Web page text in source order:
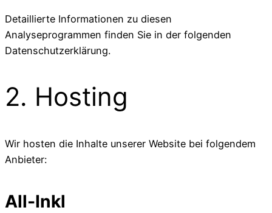
Detaillierte Informationen zu diesen
Analyseprogrammen finden Sie in der folgenden
Datenschutzerklärung.
2. Hosting
Wir hosten die Inhalte unserer Website bei folgendem
Anbieter:
All-Inkl